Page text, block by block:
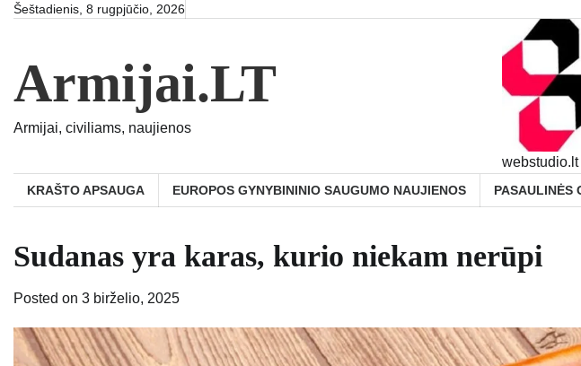
SkipŠeštadienis, 8 rugpjūčio, 2026
Armijai.LT
Armijai, civiliams, naujienos
webstudio.lt
KRAŠTO APSAUGA EUROPOS GYNYBININIO SAUGUMO NAUJIENOS PASAULINĖS
Sudanas yra karas, kurio niekam nerūpi
Posted on 3 birželio, 2025